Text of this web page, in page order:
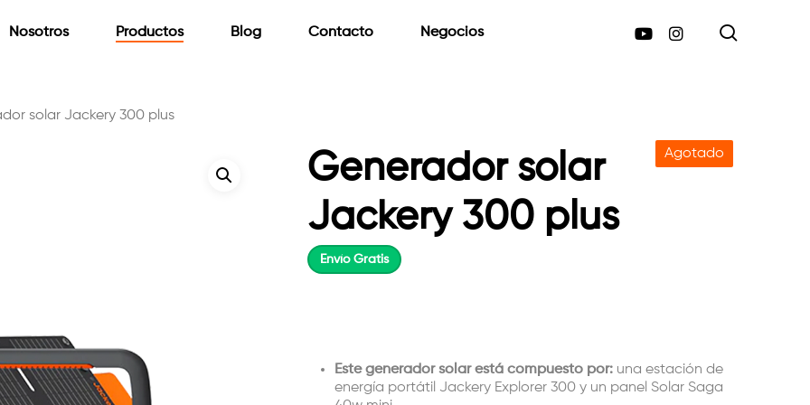
Nosotros Productos Blog Contacto Negocios youtubeinstagram
solar Jackery 300 plus
Agotado
Generador solar
Jackery 300 plus
Envío Gratis
Este generador solar está compuesto por: una estación de
energía portátil Jackery Explorer 300 y un panel Solar Saga